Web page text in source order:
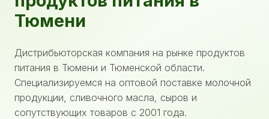
Тюмени
Дистрибьюторская компания на рынке продуктов
питания в Тюмени и Тюменской области.
Специализируемся на оптовой поставке молочной
продукции, сливочного масла, сыров и
сопутствующих товаров с 2001 года.